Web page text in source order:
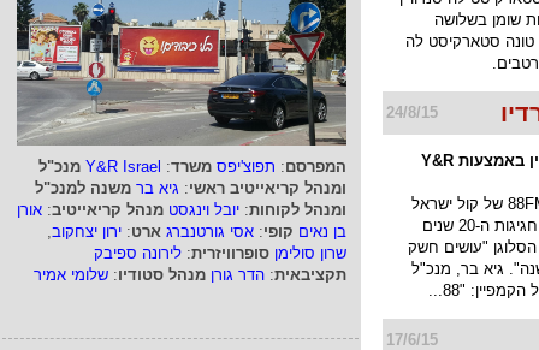
המפרסם: תפוצ'יפס משרד:
Y&R Israel מנכ"ל
ומנהל קריאייטיב ראשי: גיא בר משנה למנכ"ל
ומנהל לקוחות: יובל וינגסט מנהל קריאייטיב: אורן
בן נאים קופי: אסי גורטנברג ארט: ירון יצחקוב,
שרון סולימן סופרוויזרית: לירונה ספיבק
תקציבאית: הדר גורן מנהל סטודיו: שלומי אמיר
שומן בשלושה
סטארקיסט לה
24/8/15
88FM בקמפיין באמצעות Y&R
תחנת הרדיו 88FM של קול ישראל
בקמפיין לרגל חגיגות ה-20 שנים
"עושים חשק
כבר 20 שנה". גיא בר, מנכ"ל
17/6/15